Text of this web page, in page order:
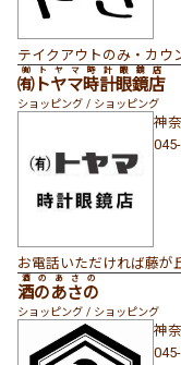
テイクアウトのみ・カ
㈲トヤマ時計眼鏡店
㈲トヤマ時計眼鏡店
ショッピング / ショッピング
神
お電話いただければ藤が
酒のあさの
酒のあさの
ショッピング / ショッピング
神